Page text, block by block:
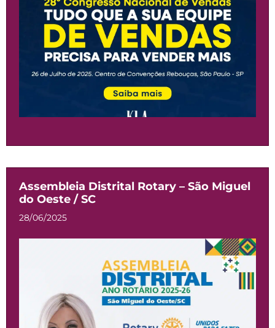
Assembleia Distrital Rotary – São Miguel
do Oeste / SC
28/06/2025